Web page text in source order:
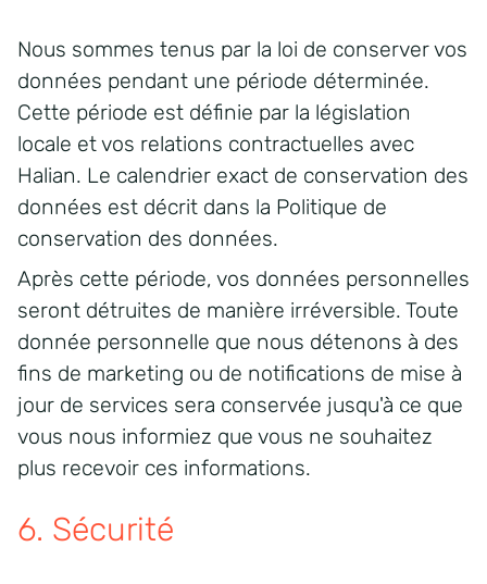
Nous sommes tenus par la loi de conserver vos
données pendant une période déterminée.
Cette période est définie par la législation
locale et vos relations contractuelles avec
Halian. Le calendrier exact de conservation des
données est décrit dans la Politique de
conservation des données.
Après cette période, vos données personnelles
seront détruites de manière irréversible. Toute
donnée personnelle que nous détenons à des
fins de marketing ou de notifications de mise à
jour de services sera conservée jusqu'à ce que
vous nous informiez que vous ne souhaitez
plus recevoir ces informations.
6. Sécurité